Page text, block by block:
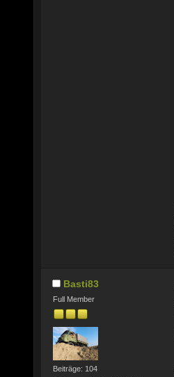
Basti83
Full Member
Beiträge: 104